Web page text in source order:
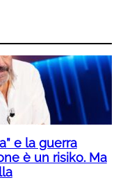
e la guerra
è un risiko. Ma